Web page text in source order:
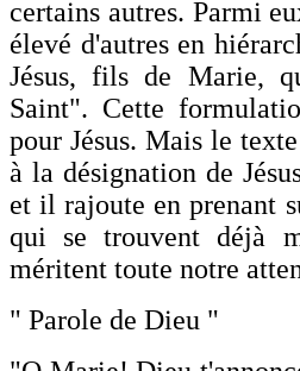
certains autres. Parmi
élevé d'autres en
Jésus, fils de Marie,
Saint". Cette
pour Jésus. Mais le
à la désignation de
et il rajoute en prenant
qui se trouvent déjà
méritent toute notre
" Parole de Dieu "